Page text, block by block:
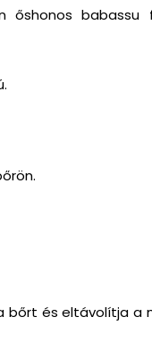
őshonos babassu
bőrt és eltávolítja a